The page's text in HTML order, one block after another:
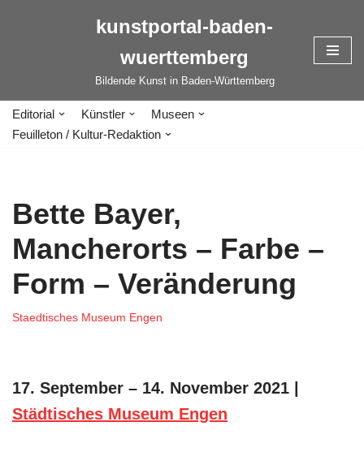
kunstportal-baden-
wuerttemberg
Bildende Kunst in Baden-Württemberg
Editorial Künstler
Museen
Feuilleton / Kultur-Redaktion
Bette Bayer,
Mancherorts – Farbe –
Form – Veränderung
Staedtisches Museum Engen
17. September – 14. November 2021 |
Städtisches Museum Engen